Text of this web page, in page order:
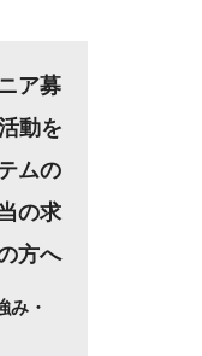
ア募
動を
ムの
の求
方へ
み・